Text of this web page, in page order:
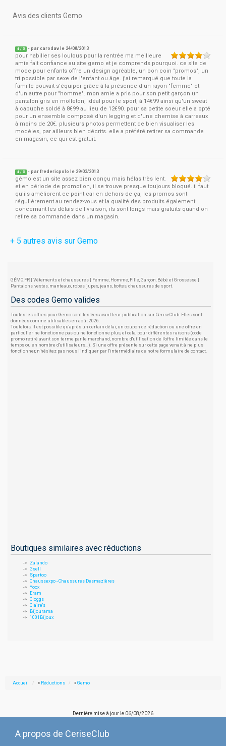
Avis des clients Gemo
4 / 5 - parcarodav le 24/08/2013
pour habiller ses loulous pour la rentrée ma meilleure
amie fait confiance au site gemo et je comprends pourquoi. ce site de
mode pour enfants offre un design agréable, un bon coin "promos", un
tri possible par sexe de l'enfant ou âge. j'ai remarqué que toute la
famille pouvait s'équiper grâce à la présence d'un rayon "femme" et
d'un autre pour "homme". mon amie a pris pour son petit garçon un
pantalon gris en molleton, idéal pour le sport, à 14€99 ainsi qu'un sweat
à capuche soldé à 8€99 au lieu de 12€90. pour sa petite soeur elle a opté
pour un ensemble composé d'un legging et d'une chemise à carreaux
à moins de 20€. plusieurs photos permettent de bien visualiser les
modèles, par ailleurs bien décrits. elle a préféré retirer sa commande
en magasin, ce qui est gratuit.
4 / 5 - parfredericpolo le 29/03/2013
gémo est un site assez bien conçu mais hélas très lent.
et en période de promotion, il se trouve presque toujours bloqué. il faut
qu'ils améliorent ce point car en dehors de ça, les promos sont
régulièrement au rendez-vous et la qualité des produits également.
concernant les délais de livraison, ils sont longs mais gratuits quand on
retire sa commande dans un magasin.
+ 5 autres avis sur Gemo
GÉMO.FR | Vêtements et chaussures | Femme, Homme, Fille, Garçon, Bébé et Grossesse |
Pantalons, vestes, manteaux, robes, jupes, jeans, bottes, chaussures de sport.
Des codes Gemo valides
Toutes les offres pour Gemo sont testées avant leur publication sur CeriseClub. Elles sont
données comme utilisables en août 2026.
Toutefois, il est possible qu'après un certain délai, un coupon de réduction ou une offre en
particulier ne fonctionne pas ou ne fonctionne plus, et cela, pour différentes raisons (code
promo retiré avant son terme par le marchand, nombre d'utilisation de l'offre limitée dans le
temps ou en nombre d'utilisateurs...). Si une offre présente sur cette page venait à ne plus
fonctionner, n'hésitez pas nous l'indiquer par l'intermédiaire de notre formulaire de contact.
Boutiques similaires avec réductions
Zalando
Gsell
Spartoo
Chaussexpo - Chaussures Desmazières
Yoox
Eram
Cloggs
Claire's
Bijourama
1001Bijoux
Accueil » Réductions » Gemo
Dernière mise à jour le 06/08/2026
A propos de CeriseClub